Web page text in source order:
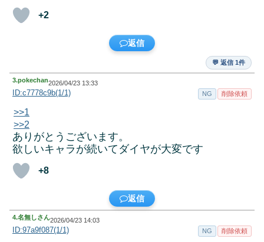
+2
返信
💬 返信 1件
3.pokechan2026/04/23 13:33
ID:c7778c9b(1/1) NG 削除依頼
>>1
>>2
ありがとうございます。
欲しいキャラが続いてダイヤが大変です
+8
返信
4.名無しさん2026/04/23 14:03
ID:97a9f087(1/1) NG 削除依頼